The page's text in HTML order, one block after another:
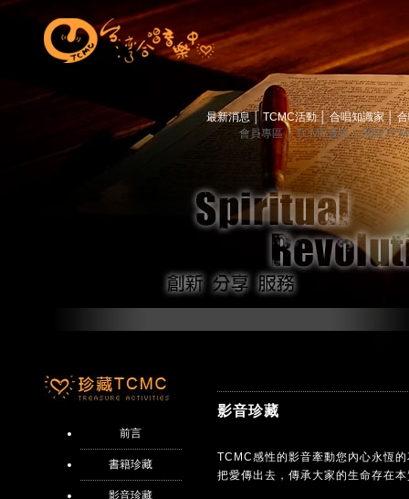
最新消息 TCMC活動│ 合唱知識家│
會員專區│ TCMC會訊│ 關於
前言
書籍珍藏
影音珍藏
影音珍藏
TCMC感性的影音牽動您內心永恆
把愛傳出去，傳承大家的生命存在